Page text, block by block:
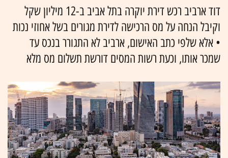
דוד ארביב רכש דירת יוקרה בתל אביב ב-12 מיליון שקל
וקיבל הנחה על מס הרכישה לדירת מגורים בשל אחוזי נכות
• אלא שלפי כתב האישום, ארביב לא התגורר בנכס עד
שמכר אותו, וכעת רשות המסים דורשת תשלום מס מלא